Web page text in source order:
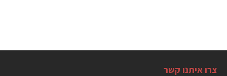
צרו איתנו קשר